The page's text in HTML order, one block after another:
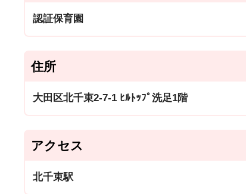
認証保育園
住所
大田区北千束2-7-1 ﾋﾙﾄｯﾌﾟ洗足1階
アクセス
北千束駅